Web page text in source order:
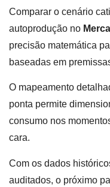
Comparar o cenário
autoprodução no
precisão matemática
baseadas em
O mapeamento
ponta permite
consumo nos
cara.
Com os dados
auditados, o próximo